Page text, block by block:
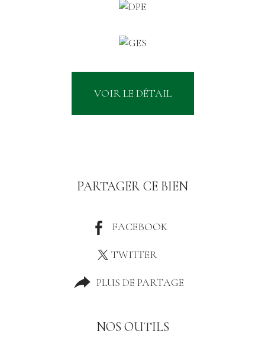
VOIR LE DÉTAIL
PARTAGER CE BIEN
FACEBOOK
TWITTER
PLUS DE PARTAGE
NOS OUTILS